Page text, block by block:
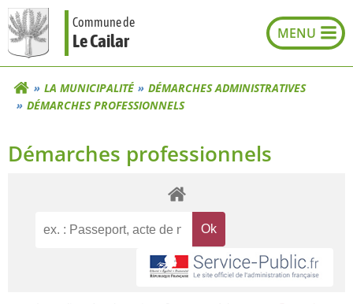
Aller
au
contenu
Commune de
Le Cailar
LA MUNICIPALITÉ
DÉMARCHES ADMINISTRATIVES
DÉMARCHES PROFESSIONNELS
Démarches professionnels